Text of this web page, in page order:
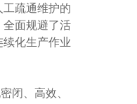
疏通维护的
全面规避了活
化生产作业
闭、高效、